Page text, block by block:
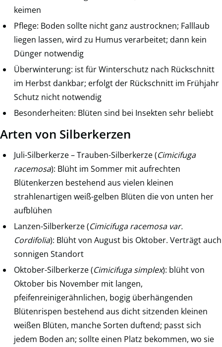
keimen
Pflege: Boden sollte nicht ganz austrocknen; Falllaub
liegen lassen, wird zu Humus verarbeitet; dann kein
Dünger notwendig
Überwinterung: ist für Winterschutz nach Rückschnitt
im Herbst dankbar; erfolgt der Rückschnitt im Frühjahr
Schutz nicht notwendig
Besonderheiten: Blüten sind bei Insekten sehr beliebt
Arten von Silberkerzen
Juli-Silberkerze – Trauben-Silberkerze (Cimicifuga
racemosa): Blüht im Sommer mit aufrechten
Blütenkerzen bestehend aus vielen kleinen
strahlenartigen weiß-gelben Blüten die von unten her
aufblühen
Lanzen-Silberkerze (Cimicifuga racemosa var.
Cordifolia): Blüht von August bis Oktober. Verträgt auch
sonnigen Standort
Oktober-Silberkerze (Cimicifuga simplex): blüht von
Oktober bis November mit langen,
pfeifenreinigerähnlichen, bogig überhängenden
Blütenrispen bestehend aus dicht sitzenden kleinen
weißen Blüten, manche Sorten duftend; passt sich
jedem Boden an; sollte einen Platz bekommen, wo sie